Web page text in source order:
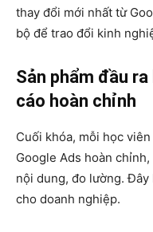
thay đổi mới nhất từ
bộ để trao đổi kinh
Sản phẩm đầu
cáo hoàn chỉnh
Cuối khóa, mỗi học
Google Ads hoàn
nội dung, đo lường.
cho doanh nghiệp.